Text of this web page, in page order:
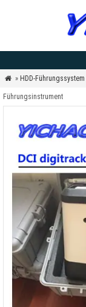
 » HDD-Führungssystem
Führungsinstrument